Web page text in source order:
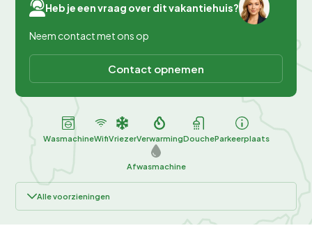
Heb je een vraag over dit vakantiehuis?
Neem contact met ons op
Contact opnemen
WasmachineWifiVriezerVerwarmingDoucheParkeerplaats
Afwasmachine
Alle voorzieningen